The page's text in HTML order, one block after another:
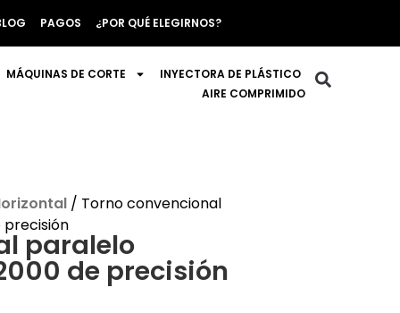
PAGOS ¿POR QUÉ ELEGIRNOS?
MÁQUINAS DE CORTE
INYECTORA DE PLÁSTICO
AIRE COMPRIMIDO
/ Torno convencional
precisión
paralelo
de precisión